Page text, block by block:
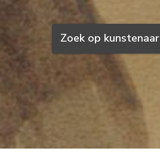
Zoek op kunstenaar